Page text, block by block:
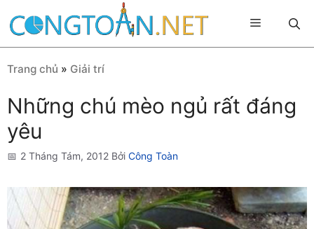
đến
Menu
Trang chủ » Giải trí
Những chú mèo ngủ rất đáng
yêu
2 Tháng Tám, 2012 Bởi Công Toàn